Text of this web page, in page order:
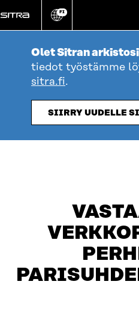
suoraan
sisältöön
Vaihda
kieli
FI
Olet Sitran
tiedot työstämme
sitra.fi.
SIIRRY UUDELLE